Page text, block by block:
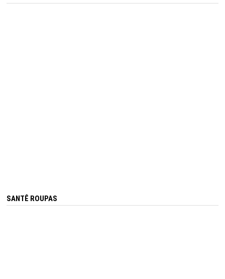
SANTÊ ROUPAS